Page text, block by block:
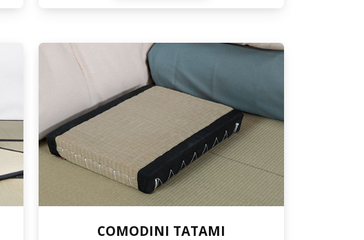
COMODINI TATAMI